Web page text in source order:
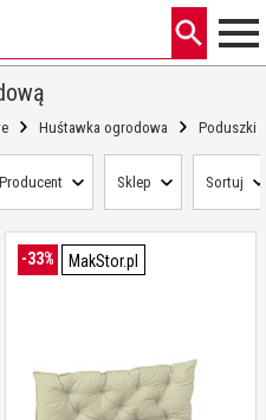
Huśtawka ogrodowa Poduszki
Producent Sklep Sortuj
-33% MakStor.pl